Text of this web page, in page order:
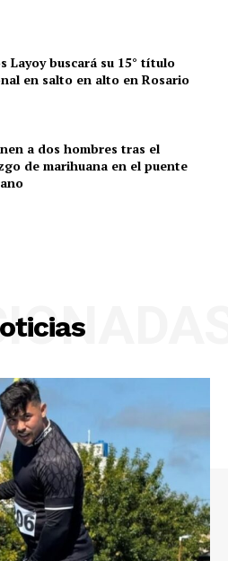
Layoy buscará su 15° título
en salto en alto en Rosario
a dos hombres tras el
de marihuana en el puente